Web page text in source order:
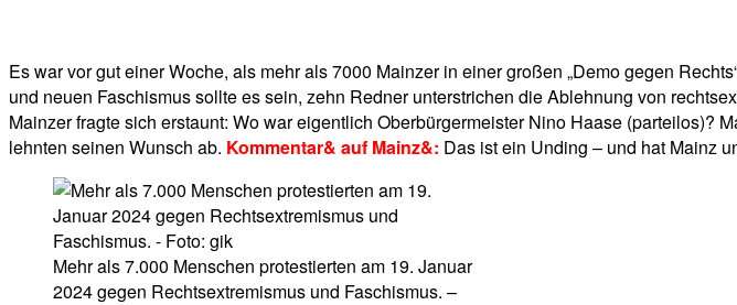
Es war vor gut einer Woche, als mehr als 7000 Mainzer in einer großen „Demo gegen
und neuen Faschismus sollte es sein, zehn Redner unterstrichen die Ablehnung von
Mainzer fragte sich erstaunt: Wo war eigentlich Oberbürgermeister Nino Haase (parteilos)?
lehnten seinen Wunsch ab. Kommentar& auf Mainz&: Das ist ein Unding – und hat Mainz
Mehr als 7.000 Menschen protestierten am 19. Januar
2024 gegen Rechtsextremismus und Faschismus. –